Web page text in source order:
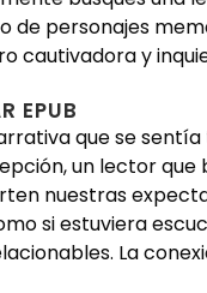
de personajes
cautivadora y
EPUB
que se
un lector
nuestras
si estuviera
La